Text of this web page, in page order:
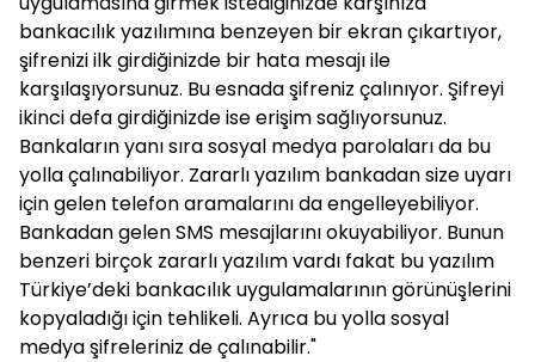
bankacılık yazılımına benzeyen bir ekran çıkartıyor,
şifrenizi ilk girdiğinizde bir hata mesajı ile
karşılaşıyorsunuz. Bu esnada şifreniz çalınıyor. Şifreyi
ikinci defa girdiğinizde ise erişim sağlıyorsunuz.
Bankaların yanı sıra sosyal medya parolaları da bu
yolla çalınabiliyor. Zararlı yazılım bankadan size uyarı
için gelen telefon aramalarını da engelleyebiliyor.
Bankadan gelen SMS mesajlarını okuyabiliyor. Bunun
benzeri birçok zararlı yazılım vardı fakat bu yazılım
Türkiye’deki bankacılık uygulamalarının görünüşlerini
kopyaladığı için tehlikeli. Ayrıca bu yolla sosyal
medya şifreleriniz de çalınabilir."